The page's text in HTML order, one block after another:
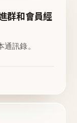
群和會員經
訊錄。